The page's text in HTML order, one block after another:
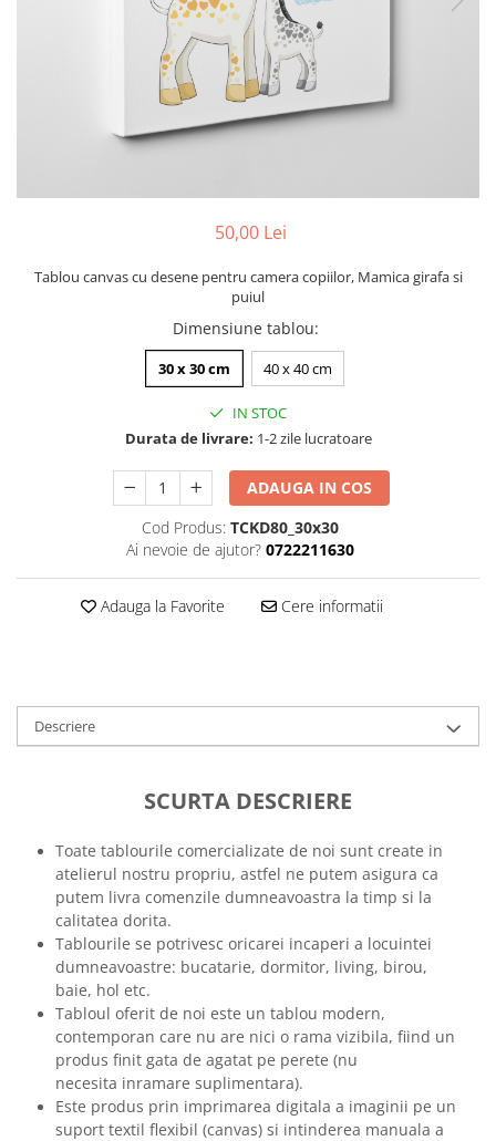
Tricou personalizat cu imaginea
sau textul tau
Tricouri pescari
Tricouri gameri
Tricouri music is life
Tricouri sporturi de iarna
Tricouri ski
Tricouri cadou 20 ani
Tricouri cadou 30 ani
Tricouri cadou 50 ani
Tricouri motociclisti
Tricouri motociclisti
Tricouri enduro
Tricouri offroad
Tricouri biciclisti
Tricouri biciclisti
Tricouri biciclisti MTB
Tricouri biciclisti BMX
Tricouri biciclisti downhill
Tricouri skateboard
50,00 Lei
Tablou canvas cu desene pentru camera copiilor, Mamica girafa si
puiul
Dimensiune tablou:
30 x 30 cm 40 x 40 cm
IN STOC
Durata de livrare: 1-2 zile lucratoare
ADAUGA IN COS
Cod Produs: TCKD80_30x30
Ai nevoie de ajutor? 0722211630
Adauga la Favorite Cere informatii
Descriere
SCURTA DESCRIERE
Toate tablourile comercializate de noi sunt create in
atelierul nostru propriu, astfel ne putem asigura ca
putem livra comenzile dumneavoastra la timp si la
calitatea dorita.
Tablourile se potrivesc oricarei incaperi a locuintei
dumneavoastre: bucatarie, dormitor, living, birou,
baie, hol etc.
Tabloul oferit de noi este un tablou modern,
contemporan care nu are nici o rama vizibila, fiind un
produs finit gata de agatat pe perete (nu
necesita inramare suplimentara).
Este produs prin imprimarea digitala a imaginii pe un
suport textil flexibil (canvas) si intinderea manuala a